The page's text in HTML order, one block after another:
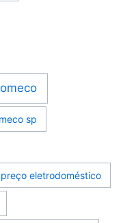
sp
preço eletrodoméstico